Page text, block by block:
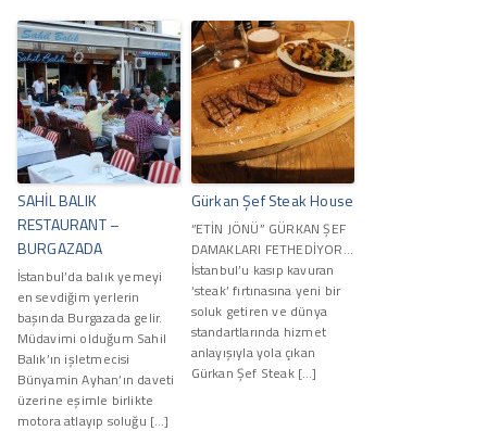
SAHİL BALIK
RESTAURANT –
BURGAZADA
İstanbul’da balık yemeyi
en sevdiğim yerlerin
başında Burgazada gelir.
Müdavimi olduğum Sahil
Balık’ın işletmecisi
Bünyamin Ayhan’ın daveti
üzerine eşimle birlikte
motora atlayıp soluğu […]
Gürkan Şef Steak House
“ETİN JÖNÜ” GÜRKAN ŞEF
DAMAKLARI FETHEDİYOR…
İstanbul’u kasıp kavuran
‘steak’ fırtınasına yeni bir
soluk getiren ve dünya
standartlarında hizmet
anlayışıyla yola çıkan
Gürkan Şef Steak […]